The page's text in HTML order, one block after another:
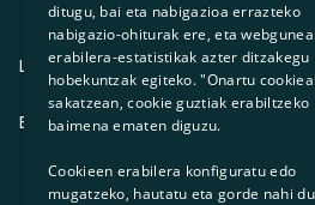
Bazkideen txokoa
Prentsa
Gurekin lan egin
Lege-oharraPribatutasun-politika
ES CAGLEU
GL
ditugu, bai eta nabigazioa errazteko
nabigazio-ohiturak ere, eta
erabilera-estatistikak azter ditzakegu
hobekuntzak egiteko. "Onartu
sakatzean, cookie guztiak erabiltzeko
baimena ematen diguzu.
Cookieen erabilera konfiguratu edo
mugatzeko, hautatu eta gorde nahi